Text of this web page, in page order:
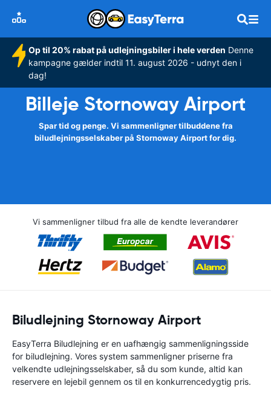
Op til 20% rabat på udlejningsbiler i hele verden Denne
kampagne gælder indtil 11. august 2026 - udnyt den i
dag!
Billeje Stornoway Airport
Spar tid og penge. Vi sammenligner tilbuddene fra
biludlejningsselskaber på Stornoway Airport for dig.
Vi sammenligner tilbud fra alle de kendte leverandører
Biludlejning Stornoway Airport
EasyTerra Biludlejning er en uafhængig sammenligningsside
for biludlejning. Vores system sammenligner priserne fra
velkendte udlejningsselskaber, så du som kunde, altid kan
reservere en lejebil gennem os til en konkurrencedygtig pris.